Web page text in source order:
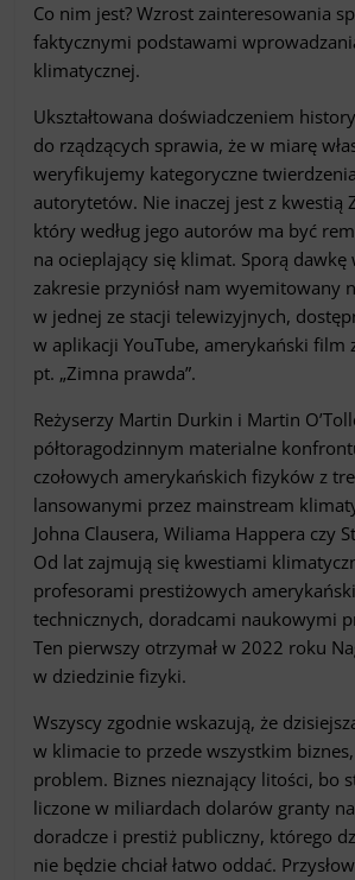
Co nim jest? Wzrost zainteresowania
faktycznymi podstawami
klimatycznej.
Ukształtowana doświadczeniem
do rządzących sprawia, że w miarę
weryfikujemy kategoryczne
autorytetów. Nie inaczej jest z kwestią
który według jego autorów ma być
na ocieplający się klimat. Sporą
zakresie przyniósł nam wyemitowany
w jednej ze stacji telewizyjnych,
w aplikacji YouTube, amerykański film
pt. „Zimna prawda”.
Reżyserzy Martin Durkin i Martin
półtoragodzinnym materialne
czołowych amerykańskich fizyków z
lansowanymi przez mainstream
Johna Clausera, Wiliama Happera czy
Od lat zajmują się kwestiami
profesorami prestiżowych
technicznych, doradcami naukowymi
Ten pierwszy otrzymał w 2022 roku
w dziedzinie fizyki.
Wszyscy zgodnie wskazują, że
w klimacie to przede wszystkim
problem. Biznes nieznający litości, bo
liczone w miliardach dolarów granty
doradcze i prestiż publiczny, którego
nie będzie chciał łatwo oddać.